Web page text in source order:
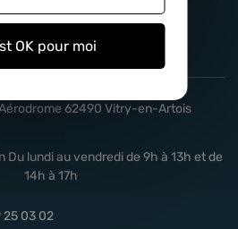
62490 Vitry-en-Artois
Du lundi au vendredi de 9h à 13h et de
14h à 17h
25 03 02
OK pour moi